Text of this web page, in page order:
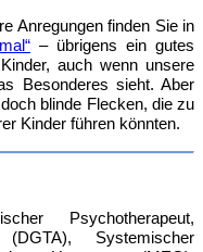
Anregungen finden Sie in
– übrigens ein gutes
auch wenn unsere
Besonderes sieht. Aber
blinde Flecken, die zu
Kinder führen könnten.
Psychotherapeut,
(DGTA), Systemischer